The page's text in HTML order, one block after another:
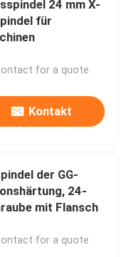
24 mm X-
für
for a quote
Kontakt
der GG-
24-
mit Flansch
for a quote